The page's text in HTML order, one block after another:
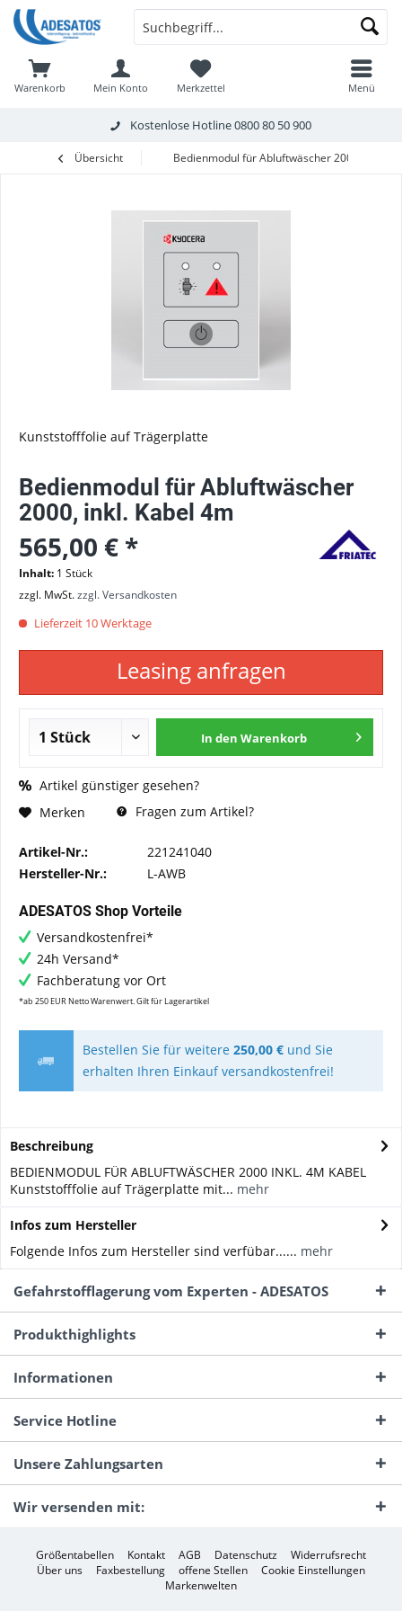
Kostenlose Hotline0800 80 50 900
Warenkorb Merkzettel
Mein Konto Menü
Übersicht Bedienmodul für Abluftwäscher 2000, inkl.
Kunststofffolie auf Trägerplatte
Bedienmodul für Abluftwäscher
2000, inkl. Kabel 4m
565,00 € *
Inhalt: 1 Stück
zzgl. MwSt.zzgl. Versandkosten
Lieferzeit 10 Werktage
Leasing anfragen
In den Warenkorb
Artikel günstiger gesehen?
Merken
Fragen zum Artikel?
Artikel-Nr.:
221241040
Hersteller-Nr.:
L-AWB
ADESATOS Shop Vorteile
Versandkostenfrei*
24h Versand*
Fachberatung vor Ort
*ab 250 EUR Netto Warenwert. Gilt für Lagerartikel
Bestellen Sie für weitere 250,00 €und Sie
erhalten Ihren Einkauf versandkostenfrei!
Beschreibung
BEDIENMODUL FÜR ABLUFTWÄSCHER 2000 INKL. 4M KABEL
Kunststofffolie auf Trägerplatte mit... mehr
Infos zum Hersteller
Folgende Infos zum Hersteller sind verfübar...... mehr
Gefahrstofflagerung vom Experten - ADESATOS
Produkthighlights
Informationen
Service Hotline
Unsere Zahlungsarten
Wir versenden mit:
Größentabellen Kontakt AGB Datenschutz
Widerrufsrecht
Über uns
Faxbestellung offene Stellen
Cookie Einstellungen
Markenwelten